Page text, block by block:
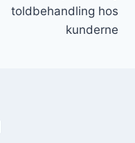
toldbehandling hos
kunderne